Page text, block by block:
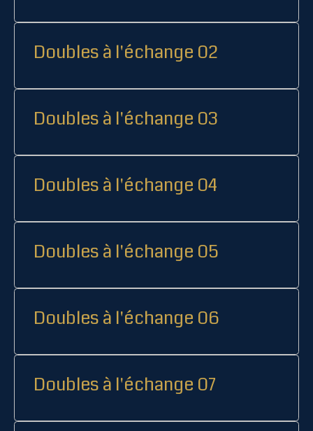
Doubles à l'échange 02
Doubles à l'échange 03
Doubles à l'échange 04
Doubles à l'échange 05
Doubles à l'échange 06
Doubles à l'échange 07